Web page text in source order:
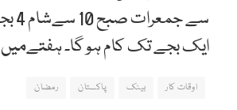
ایک بجے تک کام ہو گا۔ ہفتےمیں 6 روز کام کرنے والے دفاتر پیر سے جمعرات 10 سے3 بجےتک کھلے رہیں گے۔
اوقات کار بینک پاکستان رمضان